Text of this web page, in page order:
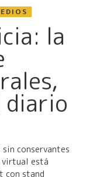
la
diario
conservantes
virtual está
con stand